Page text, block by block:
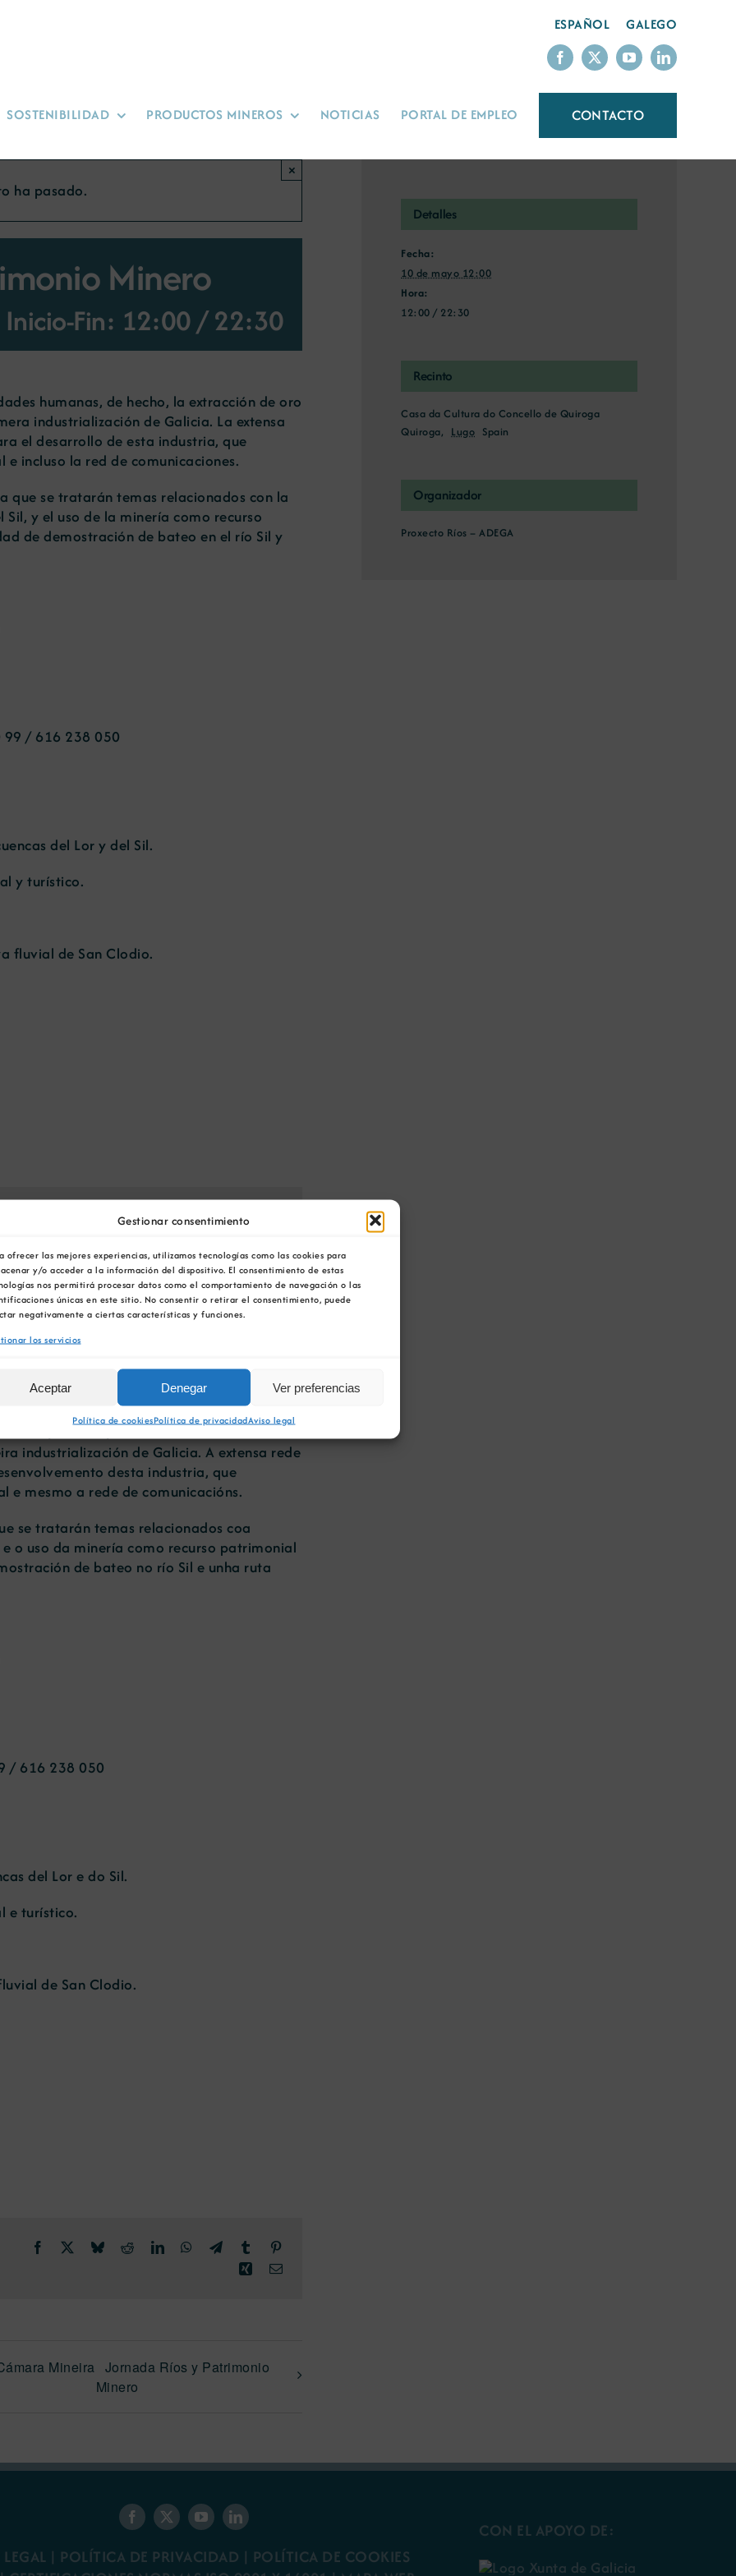
Gestionar consentimiento
ofrecer las mejores experiencias, utilizamos tecnologías como las cookies para
y/o acceder a la información del dispositivo. El consentimiento de estas
nos permitirá procesar datos como el comportamiento de navegación o las
únicas en este sitio. No consentir o retirar el consentimiento, puede
negativamente a ciertas características y funciones.
los servicios
Aceptar Denegar Ver preferencias
Política de cookiesPolítica de privacidadAviso legal
ESPAÑOL GALEGO
SOSTENIBILIDAD PRODUCTOS MINEROS NOTICIAS PORTAL DE EMPLEO CONTACTO
ha pasado.
×
Minero
Fin: 12:00/22:30
humanas, de hecho, la extracción de oro
industrialización de Galicia. La extensa
el desarrollo de esta industria, que
incluso la red de comunicaciones.
que se tratarán temas relacionados con la
y el uso de la minería como recurso
de demostración de bateo en el río Sil y
99 / 616 238 050
del Lor y del Sil.
y turístico.
fluvial de San Clodio.
BlueskyRedditLinkedInWhatsApp
Telegram
electrónico
Mineiro
Fin: 12:00
de feito, a extracción de ouro e
industrialización de Galicia. A extensa rede
desta industria, que
mesmo a rede de comunicacións.
se tratarán temas relacionados coa
o uso da minería como recurso patrimonial
de bateo no río Sil e unha ruta
/ 616 238 050
del Lor e do Sil.
e turístico.
de San Clodio.
Facebook BlueskyRedditLinkedInWhatsApp
TelegramTumblr
XingCorreo
Mineira Jornada Ríos y Patrimonio
Minero
Detalles
Fecha:
10 de mayo 12:00
Hora:
12:00 / 22:30
Recinto
Casa da Cultura do Concello de Quiroga
Quiroga, Lugo Spain
Organizador
Proxecto Ríos – ADEGA
| POLÍTICA DE PRIVACIDAD | POLÍTICA DE COOKIES
CON EL APOYO DE: